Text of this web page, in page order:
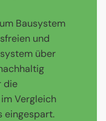
Bausystem
und
über
die
Vergleich
eingespart.